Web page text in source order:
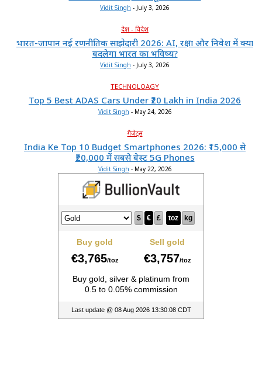
Vidit Singh - July 3, 2026
देश - विदेश
भारत-जापान नई रणनीतिक साझेदारी 2026: AI, रक्षा और निवेश में क्या
बदलेगा भारत का भविष्य?
Vidit Singh - July 3, 2026
TECHNOLOAGY
Top 5 Best ADAS Cars Under ₹20 Lakh in India 2026
Vidit Singh - May 24, 2026
गैजेट्स
India Ke Top 10 Budget Smartphones 2026: ₹15,000 से
₹20,000 में सबसे बेस्ट 5G Phones
Vidit Singh - May 22, 2026